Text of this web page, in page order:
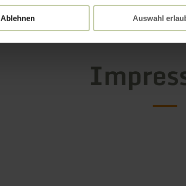
Ablehnen Auswahl
votre numéro de téléphone portable